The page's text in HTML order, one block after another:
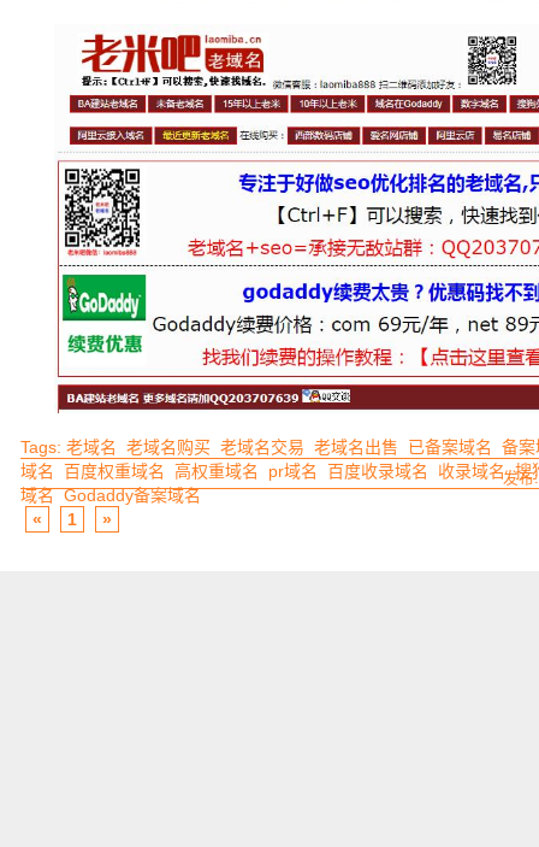
Tags:老域名 老域名购买 老域名交易 老域名出售 已备案域名
备
域名
百度权重域名 高权重域名 pr域名 百度收录域名 收录域名 搜
域名 Godaddy备案域名
发布
« 1 »